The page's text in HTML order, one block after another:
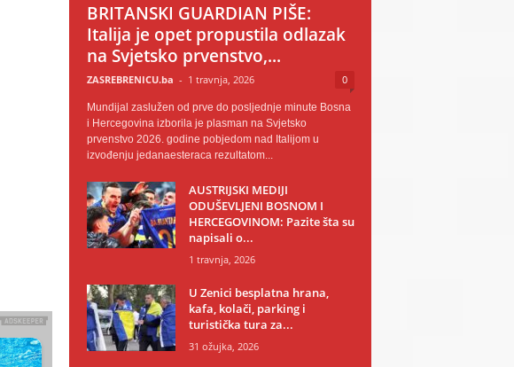
BRITANSKI GUARDIAN PIŠE:
Italija je opet propustila odlazak
na Svjetsko prvenstvo,...
ZASREBRENICU.ba - 1 travnja, 2026 0
Mundijal zaslužen od prve do posljednje minute Bosna
i Hercegovina izborila je plasman na Svjetsko
prvenstvo 2026. godine pobjedom nad Italijom u
izvođenju jedanaesteraca rezultatom...
AUSTRIJSKI MEDIJI
ODUŠEVLJENI BOSNOM I
HERCEGOVINOM: Pazite šta su
napisali o...
1 travnja, 2026
U Zenici besplatna hrana,
kafa, kolači, parking i
turistička tura za...
31 ožujka, 2026